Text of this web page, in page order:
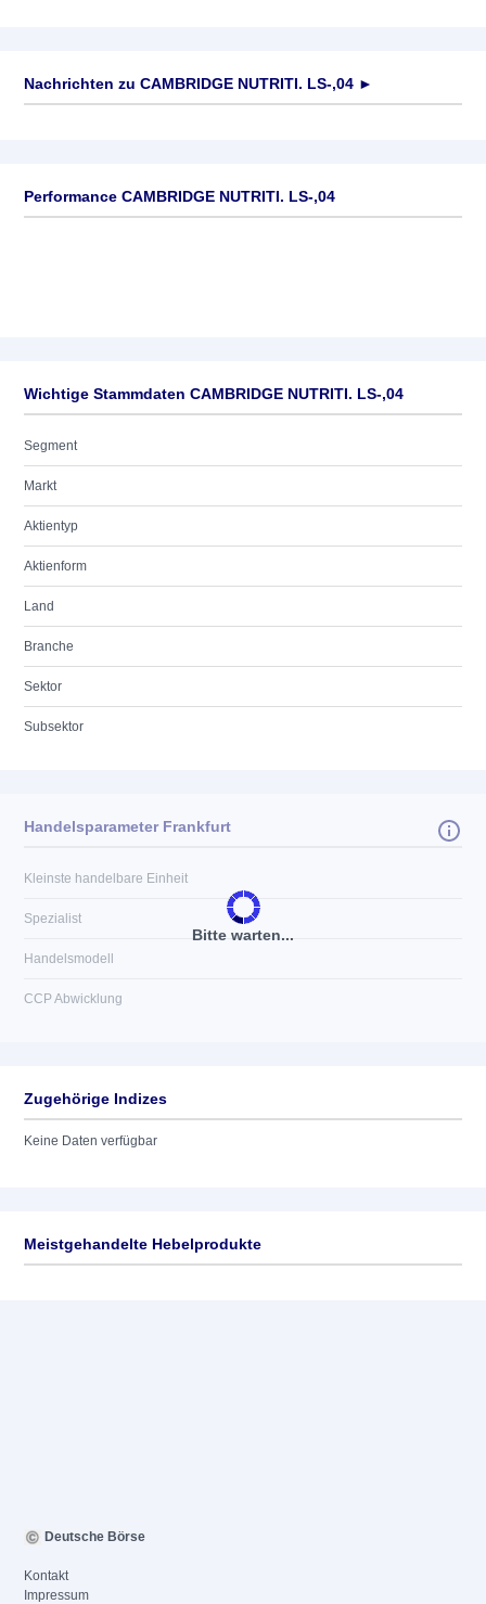
Nachrichten zu CAMBRIDGE NUTRITI. LS-,04 ►
Performance CAMBRIDGE NUTRITI. LS-,04
Wichtige Stammdaten CAMBRIDGE NUTRITI. LS-,04
Segment
Markt
Aktientyp
Aktienform
Land
Branche
Sektor
Subsektor
Bitte warten...
Handelsparameter Frankfurt
Kleinste handelbare Einheit
Spezialist
Handelsmodell
CCP Abwicklung
Zugehörige Indizes
Keine Daten verfügbar
Meistgehandelte Hebelprodukte
Deutsche Börse
Kontakt
Impressum